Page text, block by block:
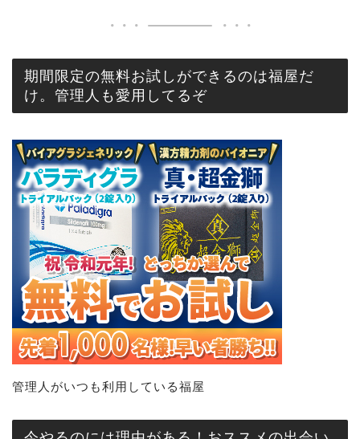
期間限定の無料お試しができるのは福屋だ
け。管理人も愛用してるぞ
管理人がいつも利用している福屋